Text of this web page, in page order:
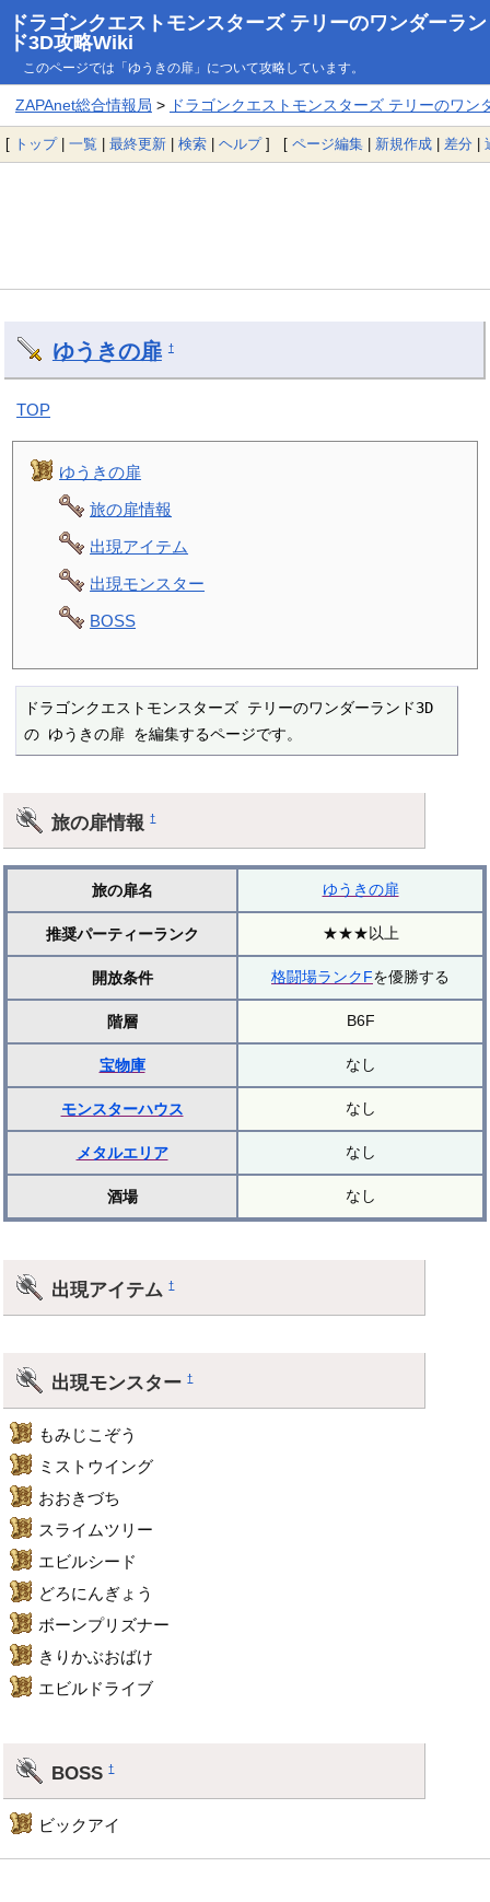
ドラゴンクエストモンスターズ テリーのワンダーラン
ド3D攻略Wiki
このページでは「ゆうきの扉」について攻略しています。
ZAPAnet総合情報局 > ドラゴンクエストモンスターズ テリーのワン
[ トップ| 一覧 | 最終更新 | 検索 | ヘルプ] [ ページ編集 | 新規作成 | 差分 |
ゆうきの扉 †
TOP
ゆうきの扉
旅の扉情報
出現アイテム
出現モンスター
BOSS
ドラゴンクエストモンスターズ テリーのワンダーランド3D
の ゆうきの扉 を編集するページです。
旅の扉情報†
旅の扉名 ゆうきの扉
推奨パーティーランク ★★★以上
開放条件 格闘場ランクFを優勝する
階層 B6F
宝物庫 なし
モンスターハウス なし
メタルエリア なし
酒場 なし
出現アイテム†
出現モンスター†
もみじこぞう
ミストウイング
おおきづち
スライムツリー
エビルシード
どろにんぎょう
ボーンプリズナー
きりかぶおばけ
エビルドライブ
BOSS†
ビックアイ